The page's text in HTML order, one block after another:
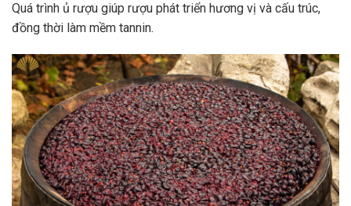
Quá trình ủ rượu giúp rượu phát triển hương vị và cấu trúc,
đồng thời làm mềm tannin.